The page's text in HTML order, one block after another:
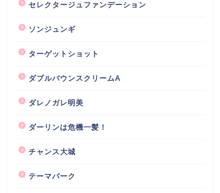
セレクタージュファンデーション
ソンジュンギ
ターゲットショット
ダブルバウンスクリームA
ダレノガレ明美
ダーリンは危機一髪！
チャンス大城
テーマパーク